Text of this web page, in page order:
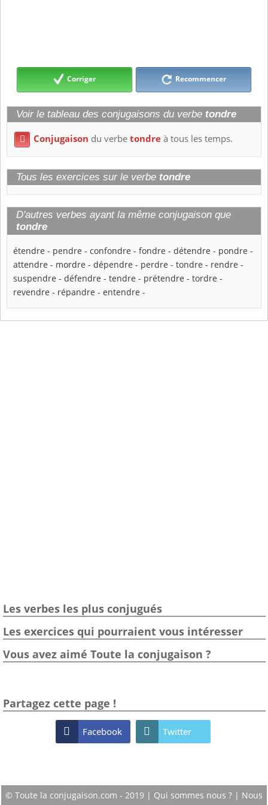
Corriger Recommencer
Voir le tableau des conjugaisons du verbe tondre
 Conjugaison du verbetondreà tous les temps.
Tous les exercices sur le verbe tondre
D'autres verbes ayant la même conjugaison que
tondre
étendre - pendre - confondre - fondre - détendre - pondre -
attendre - mordre - dépendre - perdre - tondre - rendre -
suspendre - défendre - tendre - prétendre - tordre -
revendre - répandre - entendre -
Les verbes les plus conjugués
Les exercices qui pourraient vous intéresser
Vous avez aimé Toute la conjugaison ?
Partagez cette page !
 Facebook  Twitter
© Toute la conjugaison.com - 2019 | Qui sommes nous ? | Nous